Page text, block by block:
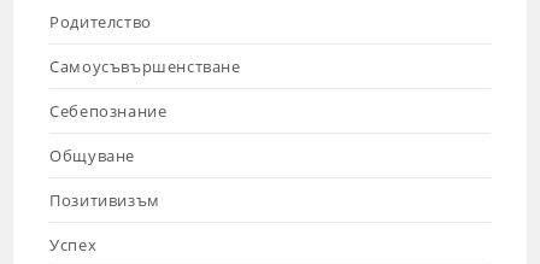
Родителство
Самоусъвършенстване
Себепознание
Общуване
Позитивизъм
Успех